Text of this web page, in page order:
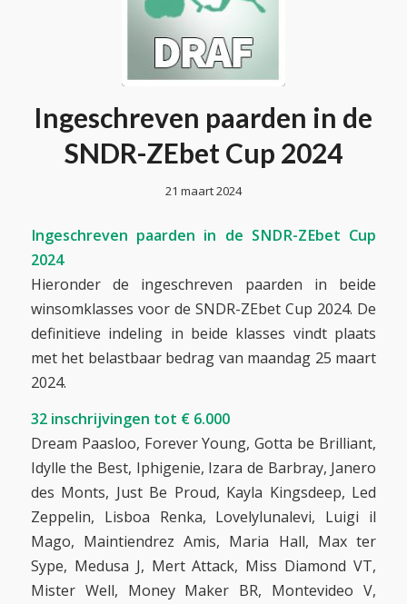
Ingeschreven paarden in de
SNDR-ZEbet Cup 2024
21 maart 2024
Ingeschreven paarden in de SNDR-ZEbet Cup
2024
Hieronder de ingeschreven paarden in beide
winsomklasses voor de SNDR-ZEbet Cup 2024. De
definitieve indeling in beide klasses vindt plaats
met het belastbaar bedrag van maandag 25 maart
2024.
32 inschrijvingen tot € 6.000
Dream Paasloo, Forever Young, Gotta be Brilliant,
Idylle the Best, Iphigenie, Izara de Barbray, Janero
des Monts, Just Be Proud, Kayla Kingsdeep, Led
Zeppelin, Lisboa Renka, Lovelylunalevi, Luigi il
Mago, Maintiendrez Amis, Maria Hall, Max ter
Sype, Medusa J, Mert Attack, Miss Diamond VT,
Mister Well, Money Maker BR, Montevideo V,